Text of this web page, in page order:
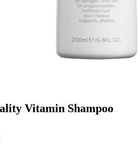
Vitamin Shampoo